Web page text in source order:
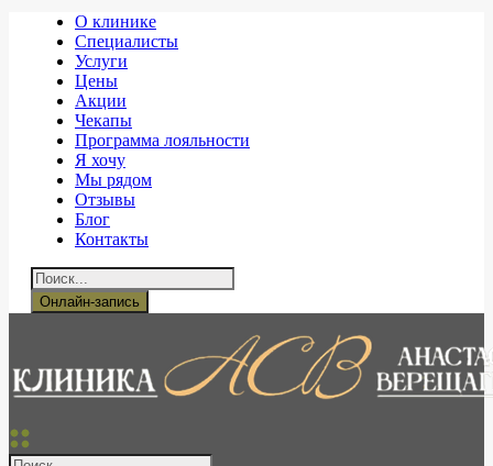
О клинике
Специалисты
Услуги
Цены
Акции
Чекапы
Программа лояльности
Я хочу
Мы рядом
Отзывы
Блог
Контакты
Онлайн-запись